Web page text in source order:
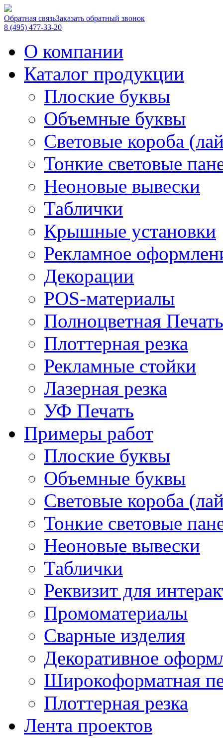
Обратная связьЗаказать обратный звонок
8 (495) 477-33-20
О компании
Каталог продукции
Плоские буквы
Объемные буквы
Световые короба
Тонкие световые
Неоновые вывески
Таблички
Крышные установки
Рекламное
Декорации
POS-материалы
Полноцветная Печать
Плоттерная резка
Рекламные стойки
Лазерная резка
УФ Печать
Примеры работ
Плоские буквы
Объемные буквы
Световые короба
Тонкие световые
Неоновые вывески
Таблички
Реквизит для
Промоматериалы
Сварные изделия
Декоративное
Широкоформатная
Плоттерная резка
Лента проектов